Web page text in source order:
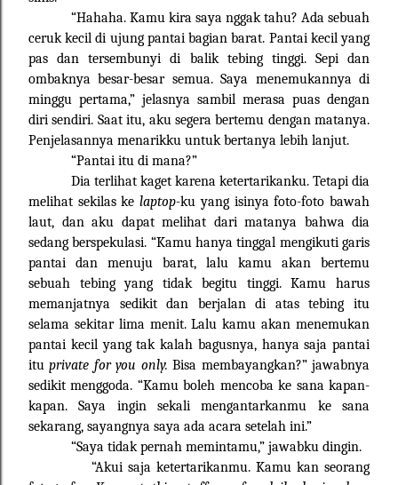
“Hahaha. Kamu kira saya nggak tahu? Ada sebuah
ceruk kecil di ujung pantai bagian barat. Pantai kecil yang
pas dan tersembunyi di balik tebing tinggi. Sepi dan
ombaknya besar-besar semua. Saya menemukannya di
minggu pertama,” jelasnya sambil merasa puas dengan
diri sendiri. Saat itu, aku segera bertemu dengan matanya.
Penjelasannya menarikku untuk bertanya lebih lanjut.
“Pantai itu di mana?”
Dia terlihat kaget karena ketertarikanku. Tetapi dia
melihat sekilas kelaptop-ku yang isinya foto-foto bawah
laut, dan aku dapat melihat dari matanya bahwa dia
sedang berspekulasi. “Kamu hanya tinggal mengikuti garis
pantai dan menuju barat, lalu kamu akan bertemu
sebuah tebing yang tidak begitu tinggi. Kamu harus
memanjatnya sedikit dan berjalan di atas tebing itu
selama sekitar lima menit. Lalu kamu akan menemukan
pantai kecil yang tak kalah bagusnya, hanya saja pantai
ituprivate for you only.Bisa membayangkan?” jawabnya
sedikit menggoda. “Kamu boleh mencoba ke sana kapan-
kapan. Saya ingin sekali mengantarkanmu ke sana
sekarang, sayangnya saya ada acara setelah ini.”
“Saya tidak pernah memintamu,” jawabku dingin.
“Akui saja ketertarikanmu. Kamu kan seorang